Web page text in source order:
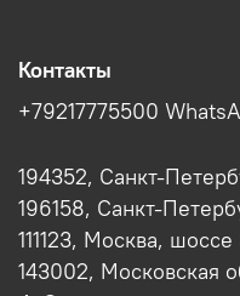
Контакты
+79217775500
194352, Санкт-
196158, Санкт-
111123, Москва,
143002, Московская